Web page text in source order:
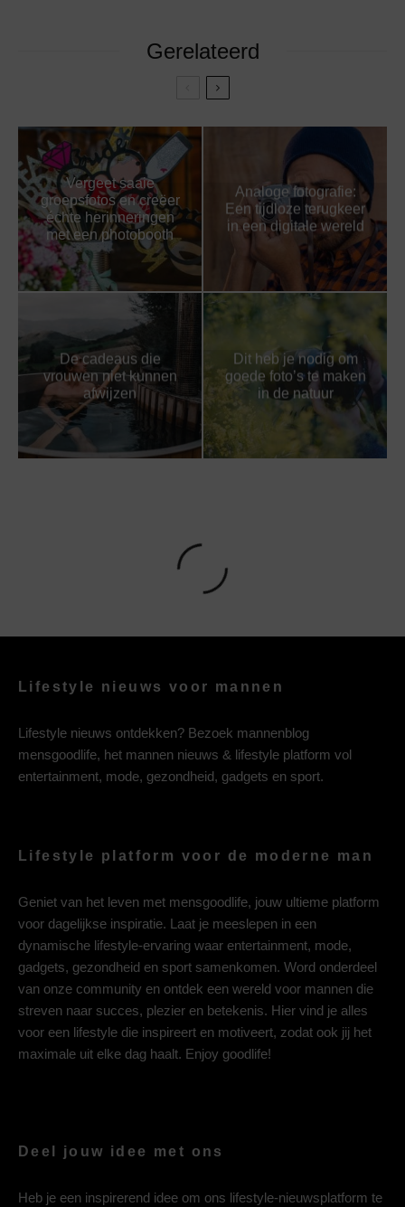
Gerelateerd
Vergeet saaie
groepsfotos en creëer
échte herinneringen
met een photobooth
Analoge fotografie:
Een tijdloze terugkeer
in een digitale wereld
De cadeaus die
vrouwen niet kunnen
afwijzen
Dit heb je nodig om
goede foto’s te maken
in de natuur
Lifestyle nieuws voor mannen
Lifestyle nieuws ontdekken? Bezoek mannenblog
mensgoodlife, het mannen nieuws & lifestyle platform vol
entertainment, mode, gezondheid, gadgets en sport.
Lifestyle platform voor de moderne man
Geniet van het leven met mensgoodlife, jouw ultieme platform
voor dagelijkse inspiratie. Laat je meeslepen in een
dynamische lifestyle-ervaring waar entertainment, mode,
gadgets, gezondheid en sport samenkomen. Word onderdeel
van onze community en ontdek een wereld voor mannen die
streven naar succes, plezier en betekenis. Hier vind je alles
voor een lifestyle die inspireert en motiveert, zodat ook jij het
maximale uit elke dag haalt. Enjoy goodlife!
Deel jouw idee met ons
Heb je een inspirerend idee om ons lifestyle-nieuwsplatform te